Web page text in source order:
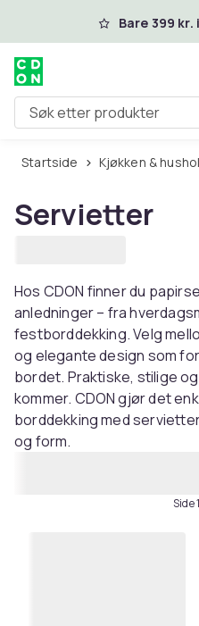
Hopp til hovedinnhold
Bare 399
Søk etter produkter
Startside Kjøkken &
Servietter
Hos CDON finner du
anledninger – fra
festborddekking. Velg
og elegante design som
bordet. Praktiske, stilige
kommer. CDON gjør det
borddekking med
og form.
Side